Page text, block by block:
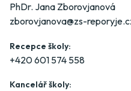
PhDr. Jana Zborovjanová
zborovjanova@zs-
Recepce školy:
+420 601 574 558
Kancelář školy: